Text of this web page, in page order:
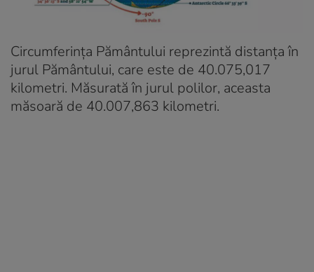
Circumferința Pământului reprezintă distanța în
jurul Pământului, care este de 40.075,017
kilometri. Măsurată în jurul polilor, aceasta
măsoară de 40.007,863 kilometri.